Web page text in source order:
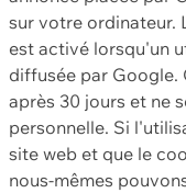
sur votre ordinateur.
est activé lorsqu'un
diffusée par Google.
après 30 jours et ne
personnelle. Si
site web et que le
nous-mêmes